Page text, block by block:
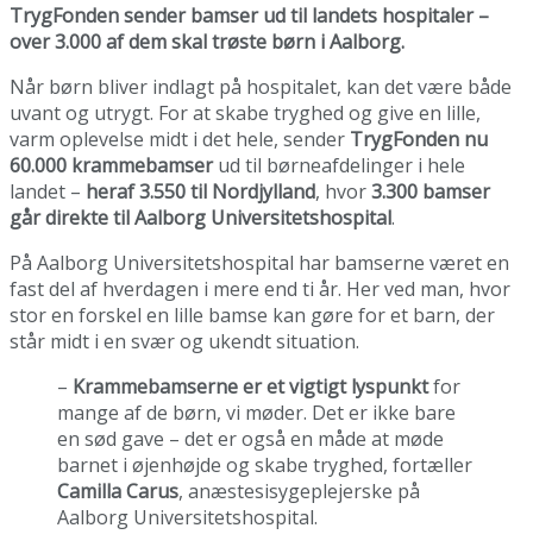
TrygFonden sender bamser ud til landets hospitaler –
over 3.000 af dem skal trøste børn i Aalborg.
Når børn bliver indlagt på hospitalet, kan det være både
uvant og utrygt. For at skabe tryghed og give en lille,
varm oplevelse midt i det hele, sender TrygFonden nu
60.000 krammebamserud til børneafdelinger i hele
landet – heraf 3.550 til Nordjylland, hvor3.300 bamser
går direkte til Aalborg Universitetshospital.
På Aalborg Universitetshospital har bamserne været en
fast del af hverdagen i mere end ti år. Her ved man, hvor
stor en forskel en lille bamse kan gøre for et barn, der
står midt i en svær og ukendt situation.
– Krammebamserne er et vigtigt lyspunktfor
mange af de børn, vi møder. Det er ikke bare
en sød gave – det er også en måde at møde
barnet i øjenhøjde og skabe tryghed, fortæller
Camilla Carus, anæstesisygeplejerske på
Aalborg Universitetshospital.